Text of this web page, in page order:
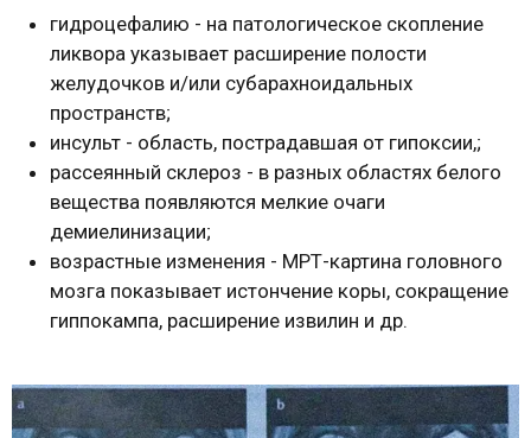
гидроцефалию - на патологическое скопление
ликвора указывает расширение полости
желудочков и/или субарахноидальных
пространств;
инсульт - область, пострадавшая от гипоксии,;
рассеянный склероз - в разных областях белого
вещества появляются мелкие очаги
демиелинизации;
возрастные изменения - МРТ-картина головного
мозга показывает истончение коры, сокращение
гиппокампа, расширение извилин и др.